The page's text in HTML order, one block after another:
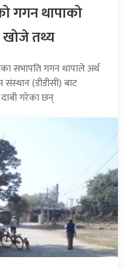
गगन थापाको
खोजे तथ्य
सभापति गगन थापाले अर्थ
(डीडीसी) बाट
गरेका छन्